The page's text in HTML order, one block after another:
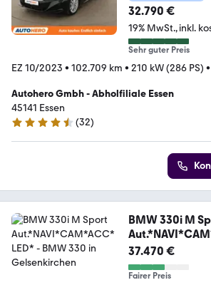
32.790 €
19% MwSt. inkl.
Sehr guter Preis
EZ 10/2023 • 102.709 km • 210 kW (286 PS) •
Autohero Gmbh - Abholfiliale Essen
45141 Essen
4.7 Sterne
(32)
BMW 330i M
37.470 €
Fairer Preis